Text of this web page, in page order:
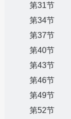
第31节
第34节
第37节
第40节
第43节
第46节
第49节
第52节